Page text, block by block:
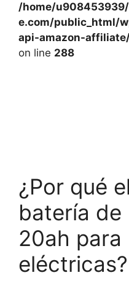
/home/
e.com/public_html/
api-amazon-
on line 288
¿Por qué
batería
20ah para
eléctricas?